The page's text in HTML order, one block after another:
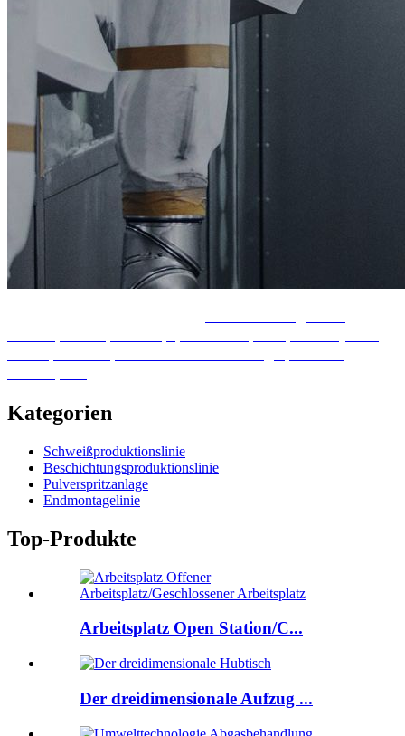
Kategorien
Schweißproduktionslinie
Beschichtungsproduktionslinie
Pulverspritzanlage
Endmontagelinie
Top-Produkte
Arbeitsplatz Open Station/C...
Der dreidimensionale Aufzug ...